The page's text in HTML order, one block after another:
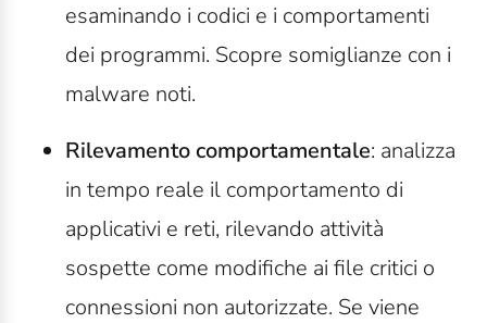
esaminando i codici e i comportamenti
dei programmi. Scopre somiglianze con i
malware noti.
Rilevamento comportamentale: analizza
in tempo reale il comportamento di
applicativi e reti, rilevando attività
sospette come modifiche ai file critici o
connessioni non autorizzate. Se viene